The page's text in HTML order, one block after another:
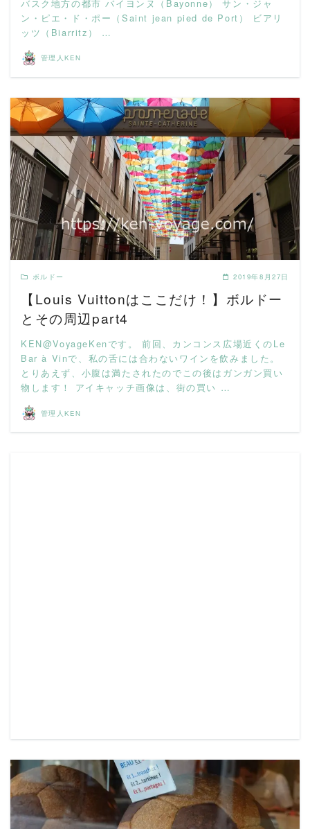
バスク地方の都市 バイヨンヌ（Bayonne） サン・ジャ
ン・ピエ・ド・ポー（Saint jean pied de Port） ビアリ
ッツ（Biarritz） …
管理人KEN
READ MORE
ボルドー 2019年8月27日
【Louis Vuittonはここだけ！】ボルドー
とその周辺part4
KEN@VoyageKenです。 前回、カンコンス広場近くのLe
Bar à Vinで、私の舌には合わないワインを飲みました。
とりあえず、小腹は満たされたのでこの後はガンガン買い
物します！ アイキャッチ画像は、街の買い …
管理人KEN